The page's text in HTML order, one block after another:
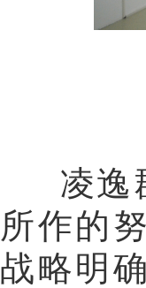
凌逸群
所作的
战略明